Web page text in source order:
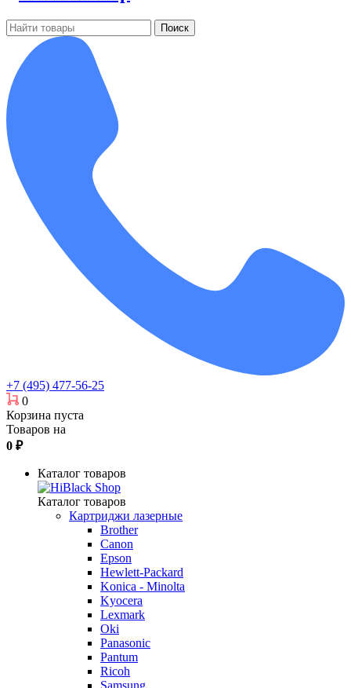
Поиск
+7 (495) 477-56-25
0
Корзина пуста
Товаров на
0 ₽
Каталог товаров
Каталог товаров
Картриджи лазерные
Brother
Canon
Epson
Hewlett-Packard
Konica - Minolta
Kyocera
Lexmark
Oki
Panasonic
Pantum
Ricoh
Samsung